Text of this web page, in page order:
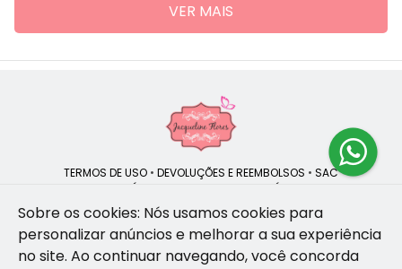
VER MAIS
TERMOS DE USO • DEVOLUÇÕES E REEMBOLSOS • SAC
POLÍTICA DE PRIVACIDADE POLÍTICA DE COOKIES
Jacqueline Flores | CNPJ: 47.335.418/0001-13
Sobre os cookies: Nós usamos cookies para
personalizar anúncios e melhorar a sua experiência
no site. Ao continuar navegando, você concorda